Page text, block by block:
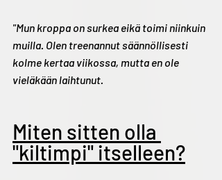
"Mun kroppa on surkea eikä toimi niinkuin
muilla. Olen treenannut säännöllisesti
kolme kertaa viikossa, mutta en ole
vieläkään laihtunut.
Miten sitten olla
"kiltimpi" itselleen?